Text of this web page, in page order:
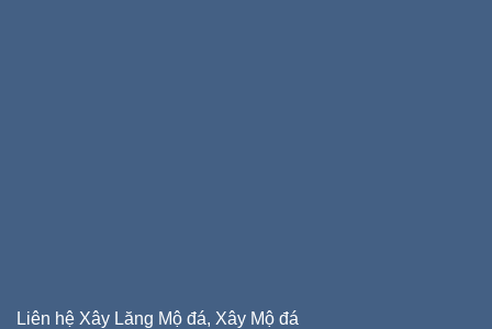
Liên hệ Xây Lăng Mộ đá, Xây Mộ đá